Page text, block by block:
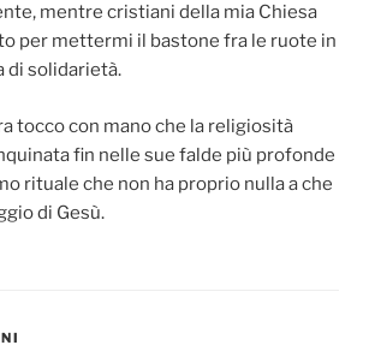
mentre cristiani della mia Chiesa
per mettermi il bastone fra le ruote in
di solidarietà.
tocco con mano che la religiosità
fin nelle sue falde più profonde
rituale che non ha proprio nulla a che
di Gesù.